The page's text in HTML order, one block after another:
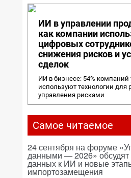
ИИ в управлении
как компании
цифровых
снижения рисков и
сделок
ИИ в бизнесе: 54% компаний
используют технологии для
управления рисками
Самое читаемое
24 сентября на форуме
данными — 2026» обсудят
данных к ИИ и новые
импортозамещения